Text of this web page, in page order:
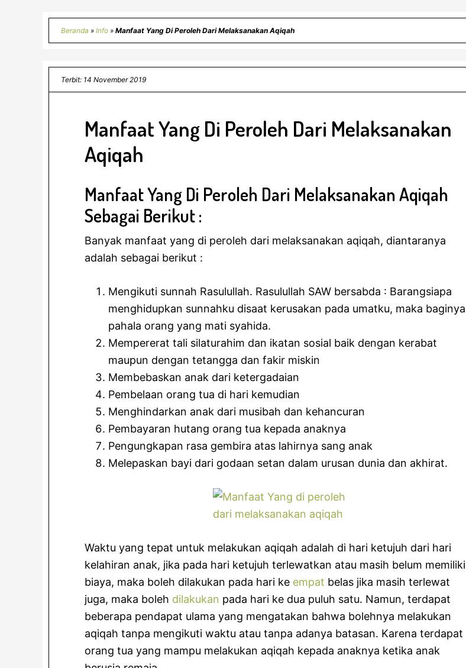
Beranda » Info » Manfaat Yang Di Peroleh Dari Melaksanakan Aqiqah
Terbit: 14 November 2019
Manfaat Yang Di Peroleh Dari Melaksanakan
Aqiqah
Manfaat Yang Di Peroleh Dari Melaksanakan Aqiqah
Sebagai Berikut :
Banyak manfaat yang di peroleh dari melaksanakan aqiqah, diantaranya
adalah sebagai berikut :
Mengikuti sunnah Rasulullah. Rasulullah SAW bersabda : Barangsiapa
menghidupkan sunnahku disaat kerusakan pada umatku, maka baginya
pahala orang yang mati syahida.
Mempererat tali silaturahim dan ikatan sosial baik dengan kerabat
maupun dengan tetangga dan fakir miskin
Membebaskan anak dari ketergadaian
Pembelaan orang tua di hari kemudian
Menghindarkan anak dari musibah dan kehancuran
Pembayaran hutang orang tua kepada anaknya
Pengungkapan rasa gembira atas lahirnya sang anak
Melepaskan bayi dari godaan setan dalam urusan dunia dan akhirat.
Waktu yang tepat untuk melakukan aqiqah adalah di hari ketujuh dari hari
kelahiran anak, jika pada hari ketujuh terlewatkan atau masih belum memiliki
biaya, maka boleh dilakukan pada hari ke empat belas jika masih terlewat
juga, maka boleh dilakukan pada hari ke dua puluh satu. Namun, terdapat
beberapa pendapat ulama yang mengatakan bahwa bolehnya melakukan
aqiqah tanpa mengikuti waktu atau tanpa adanya batasan. Karena terdapat
orang tua yang mampu melakukan aqiqah kepada anaknya ketika anak